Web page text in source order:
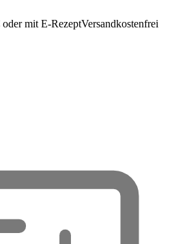
mit E-RezeptVersandkostenfrei